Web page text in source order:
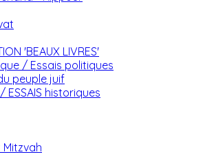
'BEAUX LIVRES'
/ Essais politiques
peuple juif
ESSAIS historiques